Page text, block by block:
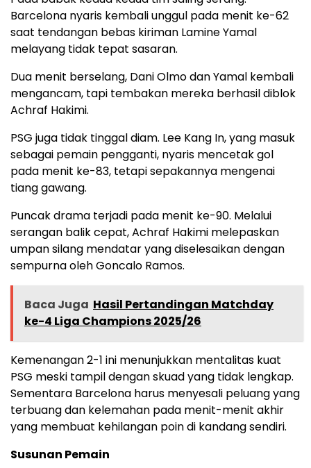
Barcelona nyaris kembali unggul pada menit ke-62
saat tendangan bebas kiriman Lamine Yamal
melayang tidak tepat sasaran.
Dua menit berselang, Dani Olmo dan Yamal kembali
mengancam, tapi tembakan mereka berhasil diblok
Achraf Hakimi.
PSG juga tidak tinggal diam. Lee Kang In, yang masuk
sebagai pemain pengganti, nyaris mencetak gol
pada menit ke-83, tetapi sepakannya mengenai
tiang gawang.
Puncak drama terjadi pada menit ke-90. Melalui
serangan balik cepat, Achraf Hakimi melepaskan
umpan silang mendatar yang diselesaikan dengan
sempurna oleh Goncalo Ramos.
Baca Juga Hasil Pertandingan Matchday
ke-4 Liga Champions 2025/26
Kemenangan 2-1 ini menunjukkan mentalitas kuat
PSG meski tampil dengan skuad yang tidak lengkap.
Sementara Barcelona harus menyesali peluang yang
terbuang dan kelemahan pada menit-menit akhir
yang membuat kehilangan poin di kandang sendiri.
Susunan Pemain